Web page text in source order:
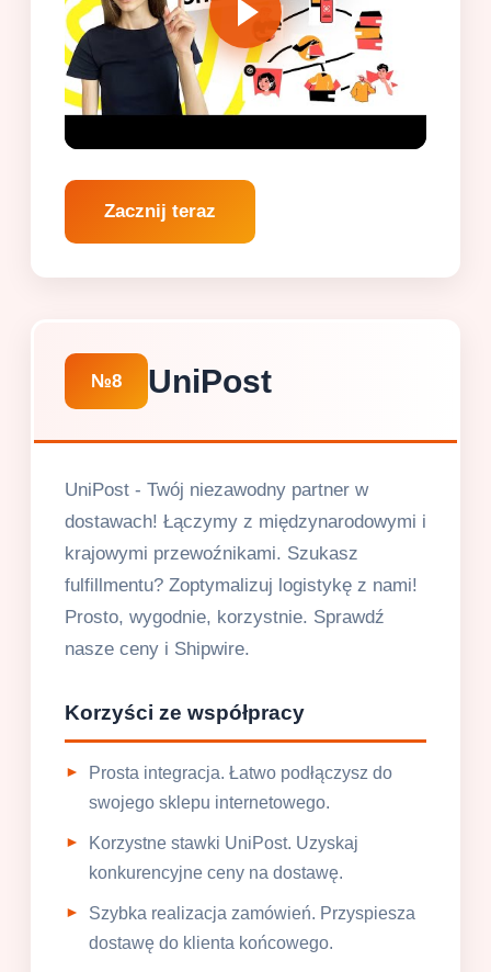
Zacznij teraz
№8 UniPost
UniPost - Twój niezawodny partner w
dostawach! Łączymy z międzynarodowymi i
krajowymi przewoźnikami. Szukasz
fulfillmentu? Zoptymalizuj logistykę z nami!
Prosto, wygodnie, korzystnie. Sprawdź
nasze ceny i Shipwire.
Korzyści ze współpracy
Prosta integracja. Łatwo podłączysz do
swojego sklepu internetowego.
Korzystne stawki UniPost. Uzyskaj
konkurencyjne ceny na dostawę.
Szybka realizacja zamówień. Przyspiesza
dostawę do klienta końcowego.